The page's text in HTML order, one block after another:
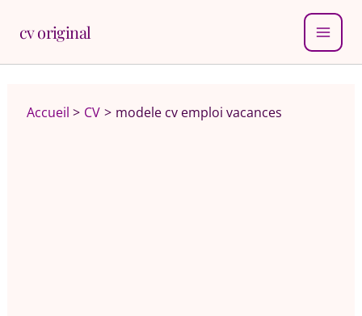
cv original
Accueil CV modele cv emploi vacances